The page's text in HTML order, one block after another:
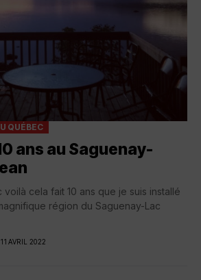
QUÉBEC
ans au Saguenay-
cela fait 10 ans que je suis installé
région du Saguenay-Lac
11 AVRIL 2022